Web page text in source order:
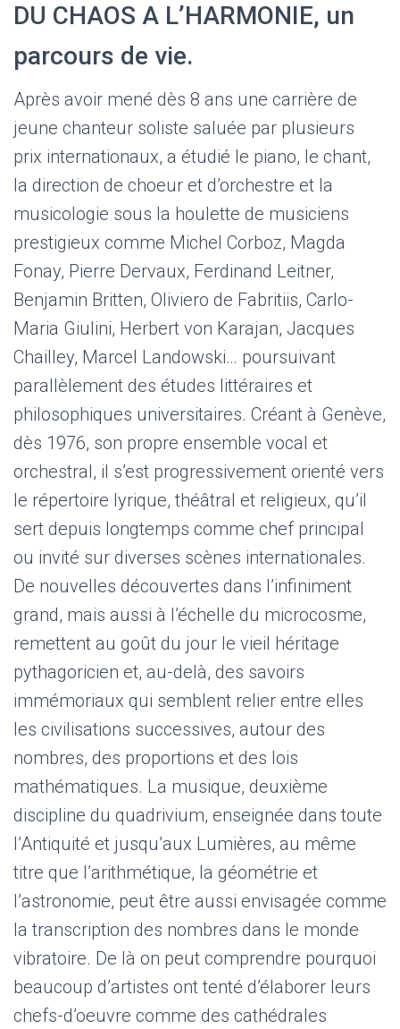
DU CHAOS A L’HARMONIE, un
parcours de vie.
Après avoir mené dès 8 ans une carrière de
jeune chanteur soliste saluée par plusieurs
prix internationaux, a étudié le piano, le chant,
la direction de choeur et d’orchestre et la
musicologie sous la houlette de musiciens
prestigieux comme Michel Corboz, Magda
Fonay, Pierre Dervaux, Ferdinand Leitner,
Benjamin Britten, Oliviero de Fabritiis, Carlo-
Maria Giulini, Herbert von Karajan, Jacques
Chailley, Marcel Landowski… poursuivant
parallèlement des études littéraires et
philosophiques universitaires. Créant à Genève,
dès 1976, son propre ensemble vocal et
orchestral, il s’est progressivement orienté vers
le répertoire lyrique, théâtral et religieux, qu’il
sert depuis longtemps comme chef principal
ou invité sur diverses scènes internationales.
De nouvelles découvertes dans l’infiniment
grand, mais aussi à l’échelle du microcosme,
remettent au goût du jour le vieil héritage
pythagoricien et, au-delà, des savoirs
immémoriaux qui semblent relier entre elles
les civilisations successives, autour des
nombres, des proportions et des lois
mathématiques. La musique, deuxième
discipline du quadrivium, enseignée dans toute
l’Antiquité et jusqu’aux Lumières, au même
titre que l’arithmétique, la géométrie et
l’astronomie, peut être aussi envisagée comme
la transcription des nombres dans le monde
vibratoire. De là on peut comprendre pourquoi
beaucoup d’artistes ont tenté d’élaborer leurs
chefs-d’oeuvre comme des cathédrales